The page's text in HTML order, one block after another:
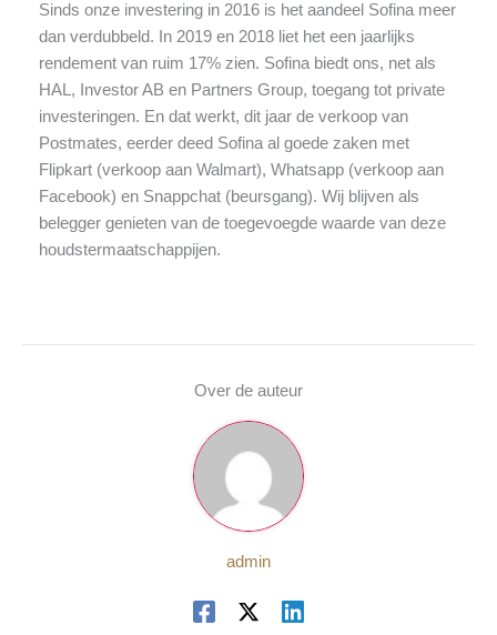
Sinds onze investering in 2016 is het aandeel Sofina meer
dan verdubbeld. In 2019 en 2018 liet het een jaarlijks
rendement van ruim 17% zien. Sofina biedt ons, net als
HAL, Investor AB en Partners Group, toegang tot private
investeringen. En dat werkt, dit jaar de verkoop van
Postmates, eerder deed Sofina al goede zaken met
Flipkart (verkoop aan Walmart), Whatsapp (verkoop aan
Facebook) en Snappchat (beursgang). Wij blijven als
belegger genieten van de toegevoegde waarde van deze
houdstermaatschappijen.
Over de auteur
admin